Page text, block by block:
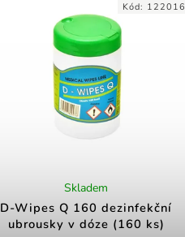
D-Wipes Q 160 dezinfekční
ubrousky v dóze (160 ks)
Skladem
Kód: 122016